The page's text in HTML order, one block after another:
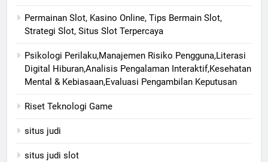
Permainan Slot, Kasino Online, Tips Bermain Slot,
Strategi Slot, Situs Slot Terpercaya
Psikologi Perilaku,Manajemen Risiko Pengguna,Literasi
Digital Hiburan,Analisis Pengalaman Interaktif,Kesehatan
Mental & Kebiasaan,Evaluasi Pengambilan Keputusan
Riset Teknologi Game
situs judi
situs judi slot